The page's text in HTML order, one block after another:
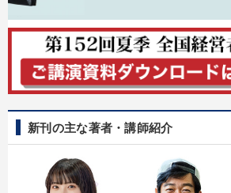
新刊の主な著者・講師紹介